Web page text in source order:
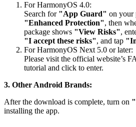
For HarmonyOS 4.0:
Search for "App Guard" on your
"Enhanced Protection", then
package shows "View Risks",
"I accept these risks", and tap
For HarmonyOS Next 5.0 or later:
Please visit the official website’s
tutorial and click to enter.
3. Other Android Brands:
After the download is complete, turn on
installing the app.